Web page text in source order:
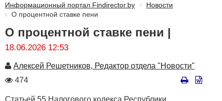
Информационный портал Findirector.by
Новости
О процентной ставке пени
О процентной ставке пени |
18.06.2026 12:53
Автор
Алексей Решетников, Редактор отдела "Новости"
Количество
474
Статьей 55 Налогового кодекса Республики